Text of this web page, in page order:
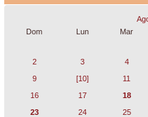
Dom
Lun Mar
2
3 4
9
[10] 11
16
17 18
23
24 25